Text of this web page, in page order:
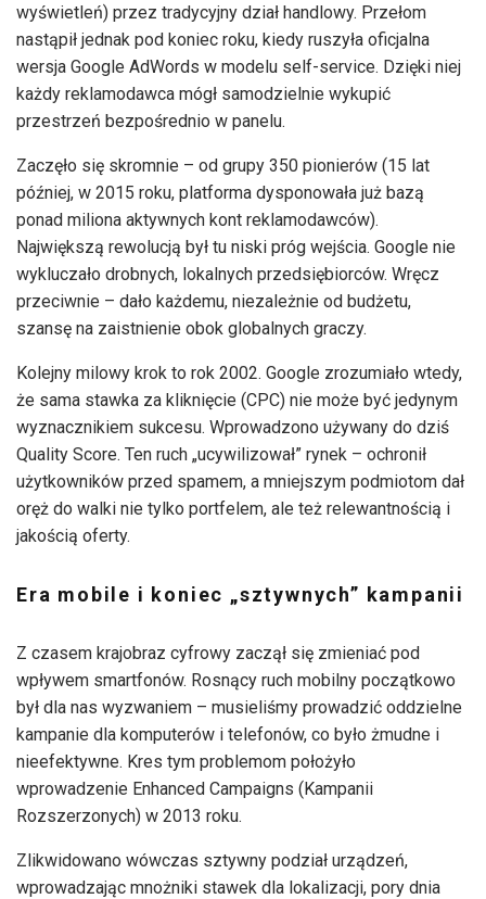
wyświetleń) przez tradycyjny dział handlowy. Przełom
nastąpił jednak pod koniec roku, kiedy ruszyła oficjalna
wersja Google AdWords w modelu self-service. Dzięki niej
każdy reklamodawca mógł samodzielnie wykupić
przestrzeń bezpośrednio w panelu.
Zaczęło się skromnie – od grupy 350 pionierów (15 lat
później, w 2015 roku, platforma dysponowała już bazą
ponad miliona aktywnych kont reklamodawców).
Największą rewolucją był tu niski próg wejścia. Google nie
wykluczało drobnych, lokalnych przedsiębiorców. Wręcz
przeciwnie – dało każdemu, niezależnie od budżetu,
szansę na zaistnienie obok globalnych graczy.
Kolejny milowy krok to rok 2002. Google zrozumiało wtedy,
że sama stawka za kliknięcie (CPC) nie może być jedynym
wyznacznikiem sukcesu. Wprowadzono używany do dziś
Quality Score. Ten ruch „ucywilizował” rynek – ochronił
użytkowników przed spamem, a mniejszym podmiotom dał
oręż do walki nie tylko portfelem, ale też relewantnością i
jakością oferty.
Era mobile i koniec „sztywnych” kampanii
Z czasem krajobraz cyfrowy zaczął się zmieniać pod
wpływem smartfonów. Rosnący ruch mobilny początkowo
był dla nas wyzwaniem – musieliśmy prowadzić oddzielne
kampanie dla komputerów i telefonów, co było żmudne i
nieefektywne. Kres tym problemom położyło
wprowadzenie Enhanced Campaigns (Kampanii
Rozszerzonych) w 2013 roku.
Zlikwidowano wówczas sztywny podział urządzeń,
wprowadzając mnożniki stawek dla lokalizacji, pory dnia